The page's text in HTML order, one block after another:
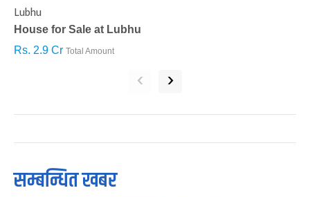
Lubhu
House for Sale at Lubhu
Rs. 2.9 Cr Total Amount
‹ ›
सम्बन्धित खबर